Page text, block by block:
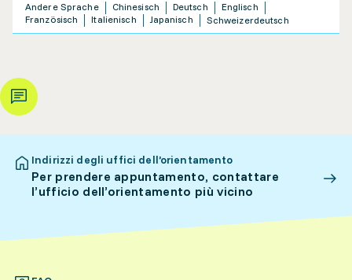
Andere Sprache Chinesisch Deutsch
Englisch
Französisch
Italienisch Japanisch Schweizerdeutsch
Indirizzi degli uffici dell’orientamento
Per prendere appuntamento, contattare
l’ufficio dell’orientamento più vicino